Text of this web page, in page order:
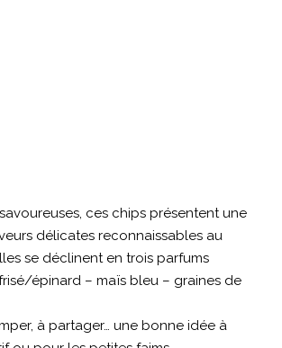
ces chips présentent une
délicates reconnaissables au
se déclinent en trois parfums
épinard – maïs bleu – graines de
à partager… une bonne idée à